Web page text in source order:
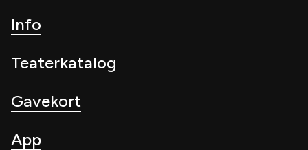
Info
Teaterkatalog
Gavekort
App